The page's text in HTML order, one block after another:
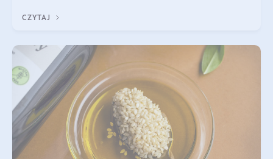
bardziej biodostępny
CZYTAJ